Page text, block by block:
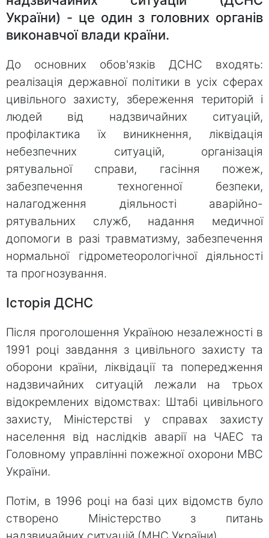
України) - це один з головних органів
виконавчої влади країни.
До основних обов'язків ДСНС входять:
реалізація державної політики в усіх сферах
цивільного захисту, збереження територій і
людей від надзвичайних ситуацій,
профілактика їх виникнення, ліквідація
небезпечних ситуацій, організація
рятувальної справи, гасіння пожеж,
забезпечення техногенної безпеки,
налагодження діяльності аварійно-
рятувальних служб, надання медичної
допомоги в разі травматизму, забезпечення
нормальної гідрометеорологічної діяльності
та прогнозування.
Історія ДСНС
Після проголошення Україною незалежності в
1991 році завдання з цивільного захисту та
оборони країни, ліквідації та попередження
надзвичайних ситуацій лежали на трьох
відокремлених відомствах: Штабі цивільного
захисту, Міністерстві у справах захисту
населення від наслідків аварії на ЧАЕС та
Головному управлінні пожежної охорони МВС
України.
Потім, в 1996 році на базі цих відомств було
створено Міністерство з питань